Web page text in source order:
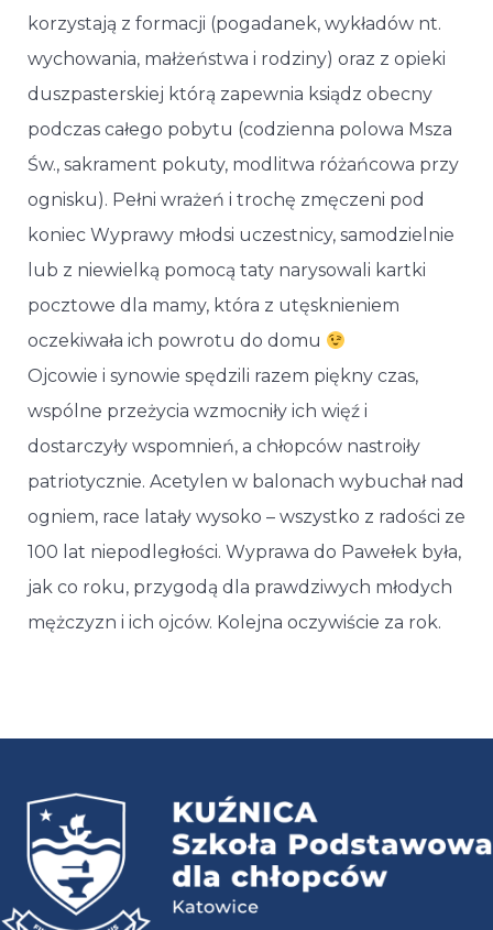
korzystają z formacji (pogadanek, wykładów nt.
wychowania, małżeństwa i rodziny) oraz z opieki
duszpasterskiej którą zapewnia ksiądz obecny
podczas całego pobytu (codzienna polowa Msza
Św., sakrament pokuty, modlitwa różańcowa przy
ognisku). Pełni wrażeń i trochę zmęczeni pod
koniec Wyprawy młodsi uczestnicy, samodzielnie
lub z niewielką pomocą taty narysowali kartki
pocztowe dla mamy, która z utęsknieniem
oczekiwała ich powrotu do domu
Ojcowie i synowie spędzili razem piękny czas,
wspólne przeżycia wzmocniły ich więź i
dostarczyły wspomnień, a chłopców nastroiły
patriotycznie. Acetylen w balonach wybuchał nad
ogniem, race latały wysoko – wszystko z radości ze
100 lat niepodległości. Wyprawa do Pawełek była,
jak co roku, przygodą dla prawdziwych młodych
mężczyzn i ich ojców. Kolejna oczywiście za rok.